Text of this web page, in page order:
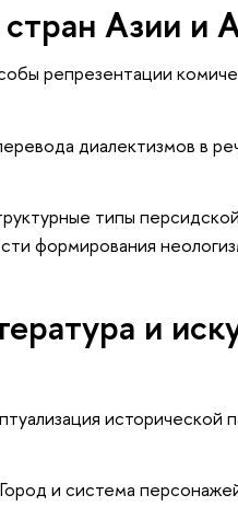
Азии и
репрезентации
диалектизмов в
типы персидской
формирования
и
исторической
и система